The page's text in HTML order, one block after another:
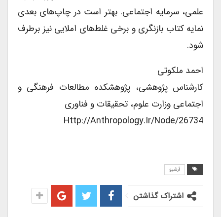
علمی، سرمایه اجتماعی. بهتر است در چاپ‌های بعدی
نمایه کتاب بازنگری و برخی غلط‌های املایی نیز برطرف
شود.
احمد ملکوتی
کارشناس پژوهشی، پژوهشکده مطالعات فرهنگی و
اجتماعی وزارت علوم، تحقیقات و فناوری
Http://anthropology.ir/node/26734
آرشیو
اشتراک گذاشتن